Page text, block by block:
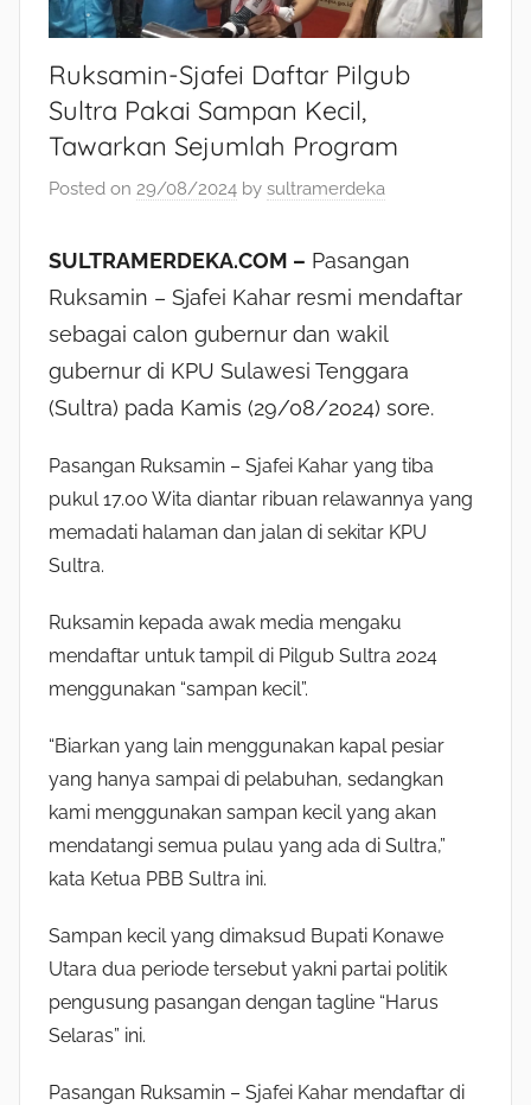
Ruksamin-Sjafei Daftar Pilgub
Sultra Pakai Sampan Kecil,
Tawarkan Sejumlah Program
Posted on 29/08/2024 by sultramerdeka
SULTRAMERDEKA.COM – Pasangan
Ruksamin – Sjafei Kahar resmi mendaftar
sebagai calon gubernur dan wakil
gubernur di KPU Sulawesi Tenggara
(Sultra) pada Kamis (29/08/2024) sore.
Pasangan Ruksamin – Sjafei Kahar yang tiba
pukul 17.00 Wita diantar ribuan relawannya yang
memadati halaman dan jalan di sekitar KPU
Sultra.
Ruksamin kepada awak media mengaku
mendaftar untuk tampil di Pilgub Sultra 2024
menggunakan “sampan kecil”.
“Biarkan yang lain menggunakan kapal pesiar
yang hanya sampai di pelabuhan, sedangkan
kami menggunakan sampan kecil yang akan
mendatangi semua pulau yang ada di Sultra,”
kata Ketua PBB Sultra ini.
Sampan kecil yang dimaksud Bupati Konawe
Utara dua periode tersebut yakni partai politik
pengusung pasangan dengan tagline “Harus
Selaras” ini.
Pasangan Ruksamin – Sjafei Kahar mendaftar di